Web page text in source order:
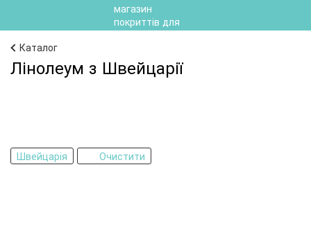
Каталог
Лінолеум з Швейцарії
Швейцарія Очистити